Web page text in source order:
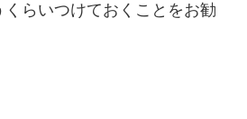
らいつけておくことをお勧